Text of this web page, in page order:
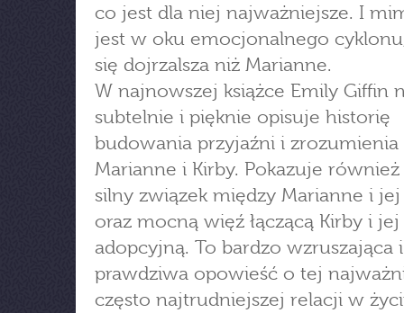
co jest dla niej najważniejsze. I
jest w oku emocjonalnego
się dojrzalsza niż Marianne.
W najnowszej książce Emily Giffin
subtelnie i pięknie opisuje historię
budowania przyjaźni i zrozumienia
Marianne i Kirby. Pokazuje
silny związek między Marianne i
oraz mocną więź łączącą Kirby i
adopcyjną. To bardzo wzruszająca i
prawdziwa opowieść o tej
często najtrudniejszej relacji w